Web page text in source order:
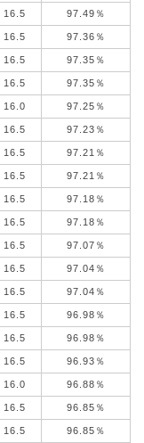
16.5 97.49％
16.5 97.36％
16.5 97.35％
16.5 97.35％
16.0 97.25％
16.5 97.23％
16.5 97.21％
16.5 97.21％
16.5 97.18％
16.5 97.18％
16.5 97.07％
16.5 97.04％
16.5 97.04％
16.5 96.98％
16.5 96.98％
16.5 96.93％
16.0 96.88％
16.5 96.85％
16.5 96.85％